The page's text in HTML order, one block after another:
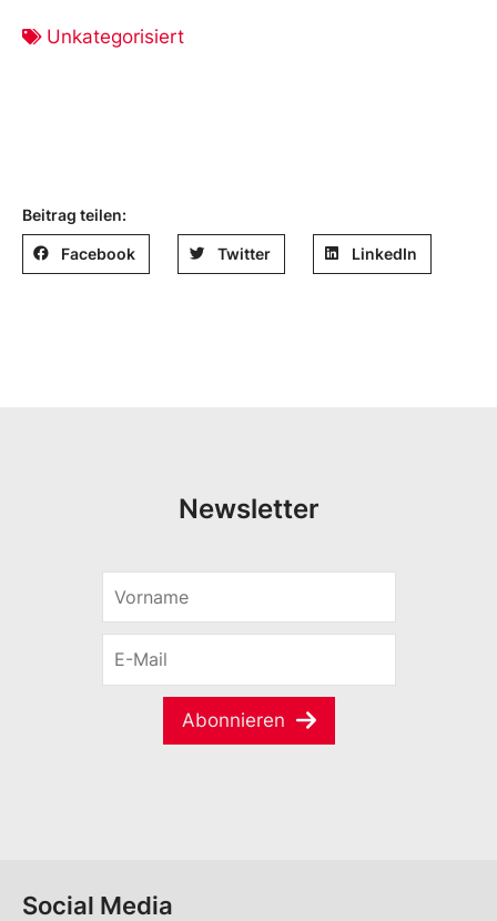
Unkategorisiert
Beitrag teilen:
Facebook Twitter LinkedIn
Newsletter
r
m
M
Abonnieren
Social Media